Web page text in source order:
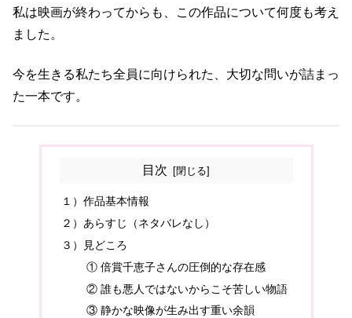
私は映画が終わってからも、この作品について何度も考え
ました。
今を生きる私たち全員に向けられた、大切な問いが詰まっ
た一本です。
目次
１）作品基本情報
２）あらすじ（ネタバレなし）
３）見どころ
① 倍賞千恵子さんの圧倒的な存在感
② 誰も悪人ではないからこそ苦しい物語
③ 静かな映像が生み出す重い余韻